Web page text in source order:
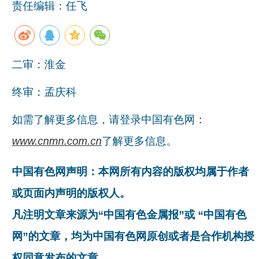
责任编辑：任飞
二审：淮金
终审：孟庆科
如需了解更多信息，请登录中国有色网：
www.cnmn.com.cn了解更多信息。
中国有色网声明：本网所有内容的版权均属于作者
或页面内声明的版权人。
凡注明文章来源为“中国有色金属报”或 “中国有色
网”的文章，均为中国有色网原创或者是合作机构授